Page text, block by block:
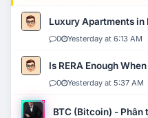
Luxury Apartments in
0 Yesterday at 6:13 AM
Is RERA Enough
0 Yesterday at 5:37 AM
BTC (Bitcoin) -